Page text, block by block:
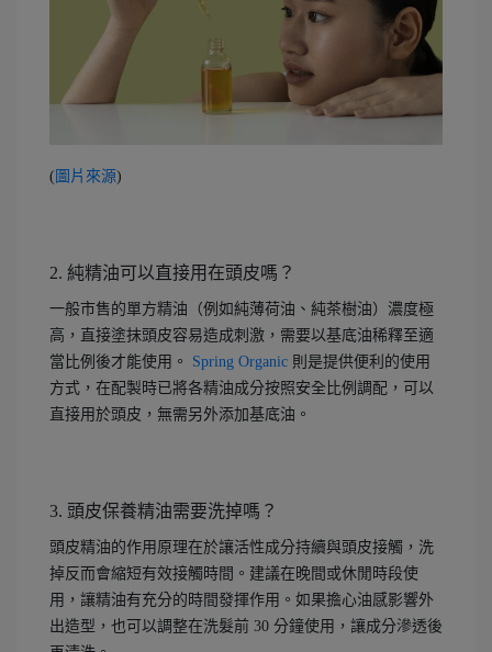
( 圖片來源)
2. 純精油可以直接用在頭皮嗎？
一般市售的單方精油（例如純薄荷油、純茶樹油）濃度極
高，直接塗抹頭皮容易造成刺激，需要以基底油稀釋至適
當比例後才能使用。
Spring Organic 則是提供便利的使用
方式，在配製時已將各精油成分按照安全比例調配，可以
直接用於頭皮，無需另外添加基底油。
3. 頭皮保養精油需要洗掉嗎？
頭皮精油的作用原理在於讓活性成分持續與頭皮接觸，洗
掉反而會縮短有效接觸時間。建議在晚間或休閒時段使
用，讓精油有充分的時間發揮作用。如果擔心油感影響外
出造型，也可以調整在洗髮前 30 分鐘使用，讓成分滲透後